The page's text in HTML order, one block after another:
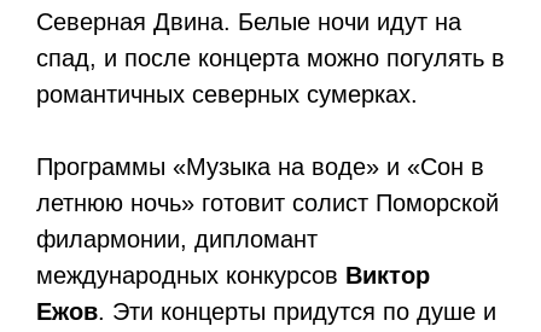
Северная Двина. Белые ночи идут на
спад, и после концерта можно погулять в
романтичных северных сумерках.
Программы «Музыка на воде» и «Сон в
летнюю ночь» готовит солист Поморской
филармонии, дипломант
международных конкурсов Виктор
Ежов. Эти концерты придутся по душе и